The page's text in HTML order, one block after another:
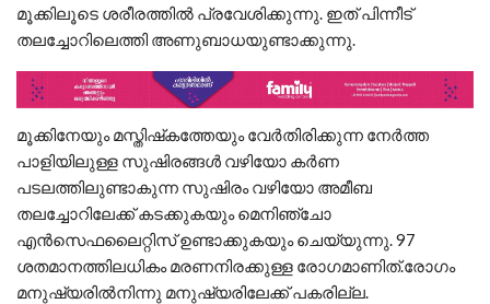
മൂക്കിലൂടെ ശരീരത്തില്‍ പ്രവേശിക്കുന്നു. ഇത് പിന്നീട്
തലച്ചോറിലെത്തി അണുബാധയുണ്ടാക്കുന്നു.
മൂക്കിനേയും മസ്തിഷ്‌കത്തേയും വേര്‍തിരിക്കുന്ന നേര്‍ത്ത
പാളിയിലുള്ള സുഷിരങ്ങള്‍ വഴിയോ കര്‍ണ
പടലത്തിലുണ്ടാകുന്ന സുഷിരം വഴിയോ അമീബ
തലച്ചോറിലേക്ക് കടക്കുകയും മെനിഞ്ചോ
എന്‍സെഫലൈറ്റിസ് ഉണ്ടാക്കുകയും ചെയ്യുന്നു. 97
ശതമാനത്തിലധികം മരണനിരക്കുള്ള രോഗമാണിത്.രോഗം
മനുഷ്യരില്‍നിന്നു മനുഷ്യരിലേക്ക് പകരില്ല.